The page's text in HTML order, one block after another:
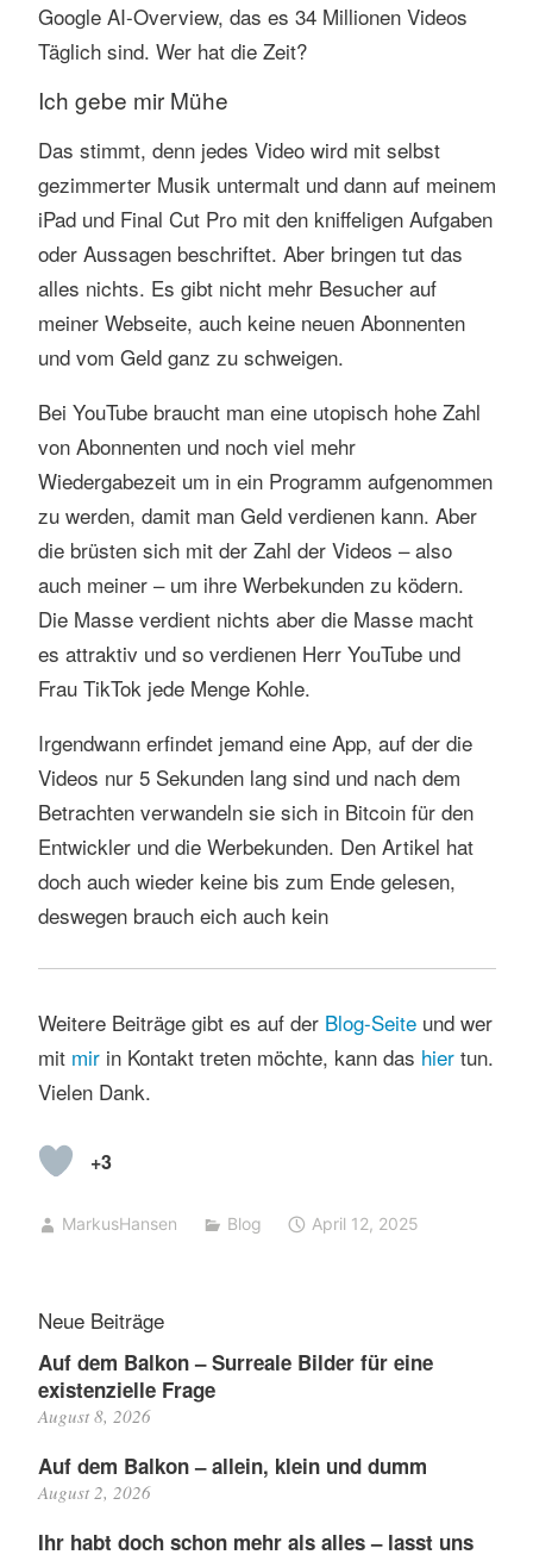
Google AI-Overview, das es 34 Millionen Videos
Täglich sind. Wer hat die Zeit?
Ich gebe mir Mühe
Das stimmt, denn jedes Video wird mit selbst
gezimmerter Musik untermalt und dann auf meinem
iPad und Final Cut Pro mit den kniffeligen Aufgaben
oder Aussagen beschriftet. Aber bringen tut das
alles nichts. Es gibt nicht mehr Besucher auf
meiner Webseite, auch keine neuen Abonnenten
und vom Geld ganz zu schweigen.
Bei YouTube braucht man eine utopisch hohe Zahl
von Abonnenten und noch viel mehr
Wiedergabezeit um in ein Programm aufgenommen
zu werden, damit man Geld verdienen kann. Aber
die brüsten sich mit der Zahl der Videos – also
auch meiner – um ihre Werbekunden zu ködern.
Die Masse verdient nichts aber die Masse macht
es attraktiv und so verdienen Herr YouTube und
Frau TikTok jede Menge Kohle.
Irgendwann erfindet jemand eine App, auf der die
Videos nur 5 Sekunden lang sind und nach dem
Betrachten verwandeln sie sich in Bitcoin für den
Entwickler und die Werbekunden. Den Artikel hat
doch auch wieder keine bis zum Ende gelesen,
deswegen brauch eich auch kein
Weitere Beiträge gibt es auf der Blog-Seiteund wer
mit mirin Kontakt treten möchte, kann das hiertun.
Vielen Dank.
+3
MarkusHansen Blog April 12, 2025
Neue Beiträge
Auf dem Balkon – Surreale Bilder für eine
existenzielle Frage
August 8, 2026
Auf dem Balkon – allein, klein und dumm
August 2, 2026
Ihr habt doch schon mehr als alles – lasst uns